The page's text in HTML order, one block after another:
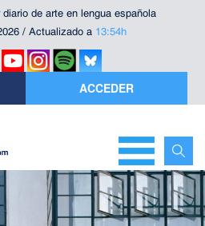
de arte en lengua española
/ Actualizado a 13:54h
ACCEDER